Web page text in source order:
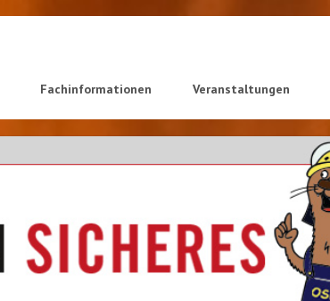
Fachinformationen Veranstaltungen